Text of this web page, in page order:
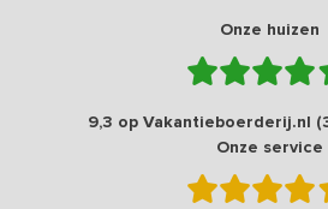
Onze huizen
9,3 op Vakantieboerderij.nl
Onze service